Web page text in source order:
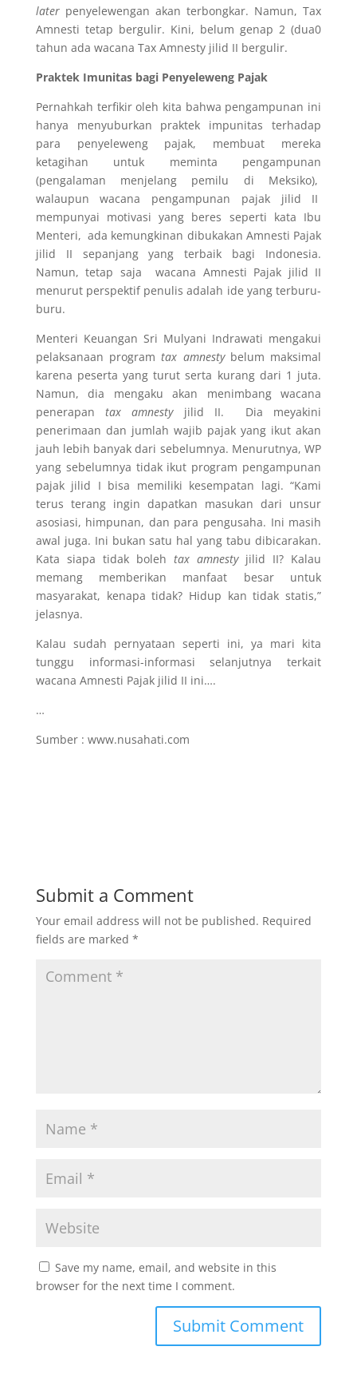
later penyelewengan akan terbongkar. Namun, Tax
Amnesti tetap bergulir. Kini, belum genap 2 (dua0
tahun ada wacana Tax Amnesty jilid II bergulir.
Praktek Imunitas bagi Penyeleweng Pajak
Pernahkah terfikir oleh kita bahwa pengampunan ini
hanya menyuburkan praktek impunitas terhadap
para penyeleweng pajak, membuat mereka
ketagihan untuk meminta pengampunan
(pengalaman menjelang pemilu di Meksiko),
walaupun wacana pengampunan pajak jilid II
mempunyai motivasi yang beres seperti kata Ibu
Menteri, ada kemungkinan dibukakan Amnesti Pajak
jilid II sepanjang yang terbaik bagi Indonesia.
Namun, tetap saja wacana Amnesti Pajak jilid II
menurut perspektif penulis adalah ide yang terburu-
buru.
Menteri Keuangan Sri Mulyani Indrawati mengakui
pelaksanaan programtax amnesty belum maksimal
karena peserta yang turut serta kurang dari 1 juta.
Namun, dia mengaku akan menimbang wacana
penerapantax amnesty jilid II. Dia meyakini
penerimaan dan jumlah wajib pajak yang ikut akan
jauh lebih banyak dari sebelumnya. Menurutnya, WP
yang sebelumnya tidak ikut program pengampunan
pajak jilid I bisa memiliki kesempatan lagi. “Kami
terus terang ingin dapatkan masukan dari unsur
asosiasi, himpunan, dan para pengusaha. Ini masih
awal juga. Ini bukan satu hal yang tabu dibicarakan.
Kata siapa tidak boleh tax amnesty jilid II? Kalau
memang memberikan manfaat besar untuk
masyarakat, kenapa tidak? Hidup kan tidak statis,”
jelasnya.
Kalau sudah pernyataan seperti ini, ya mari kita
tunggu informasi-informasi selanjutnya terkait
wacana Amnesti Pajak jilid II ini….
…
Sumber : www.nusahati.com
Submit a Comment
Your email address will not be published. Required
fields are marked *
Save my name, email, and website in this
browser for the next time I comment.